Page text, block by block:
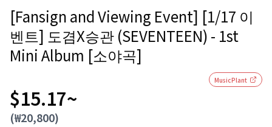
[Fansign and Viewing Event] [1/17 이
벤트] 도겸X승관 (SEVENTEEN) - 1st
Mini Album [소야곡]
MusicPlant
$15.17~
(₩20,800)